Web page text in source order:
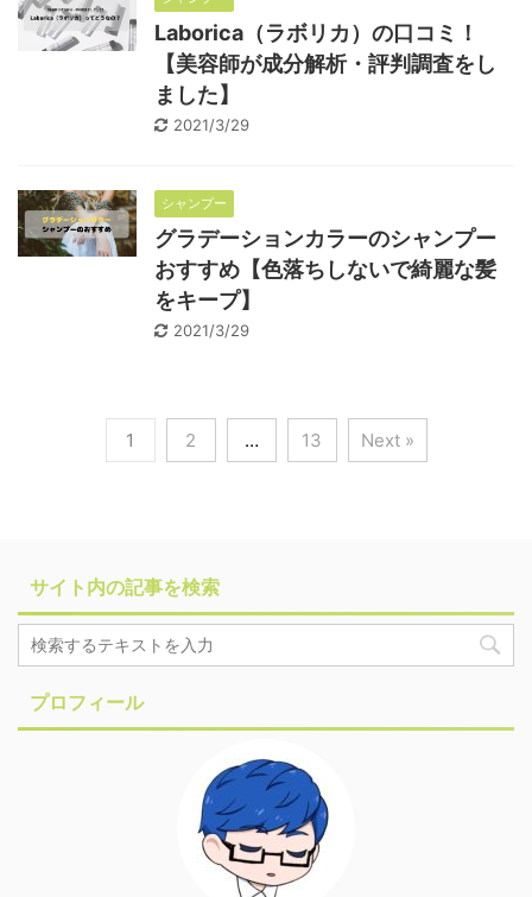
Laborica（ラボリカ）の口コミ！
【美容師が成分解析・評判調査をし
ました】
2021/3/29
シャンプー
グラデーションカラーのシャンプー
おすすめ【色落ちしないで綺麗な髪
をキープ】
2021/3/29
1 2 … 13 Next »
サイト内の記事を検索
プロフィール